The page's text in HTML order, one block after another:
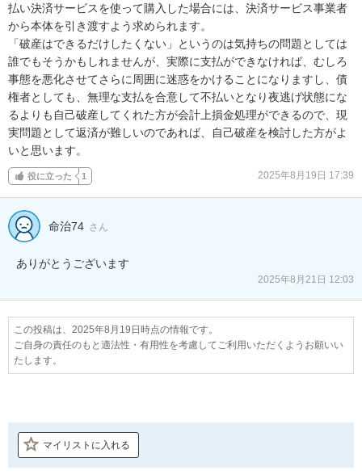
払い決済サービスを使って購入した場合には、決済サービス事業者
から本体を引き渡すよう求められます。
「破産はできるだけしたくない」というのは気持ちの問題としては
誰でもそうかもしれませんが、実際に支払ができなければ、むしろ
事態を悪化させてさらに周囲に迷惑をかけることになりますし、債
権者としても、無理な支払を合意して不払いとなり夜逃げ状態にな
るよりも自己破産してくれた方が会計上損金処理ができるので、現
実問題として返済が難しいのであれば、自己破産を検討した方がよ
いと思います。
役に立った 1 2025年8月19日 17:39
命治74 さん
ありがとうございます
2025年8月21日 12:03
この投稿は、2025年8月19日時点の情報です。
ご自身の責任のもと適法性・有用性を考慮してご利用いただくようお願いい
たします。
マイリストに入れる